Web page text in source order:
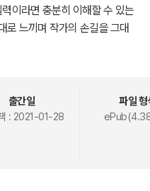
이라면 충분히 이해할 수 있는
로 느끼며 작가의 손길을 그대
출간일
: 2021-01-28
파일 형